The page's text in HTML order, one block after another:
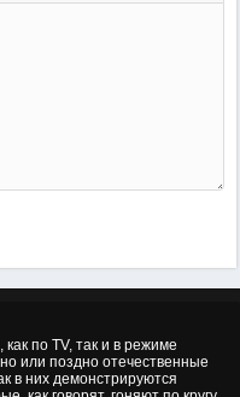
по TV, так и в режиме
или поздно отечественные
в них демонстрируются